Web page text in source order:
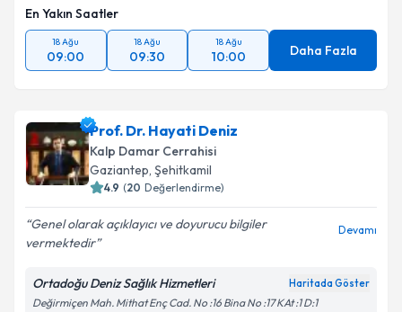
En Yakın Saatler
18 Ağu
09:00
18 Ağu
09:30
18 Ağu
10:00 Daha Fazla
Prof. Dr. Hayati Deniz
Kalp Damar Cerrahisi
Gaziantep, Şehitkamil
4.9 (20 Değerlendirme)
Genel olarak açıklayıcı ve doyurucu bilgiler
vermektedir
Devamı
Ortadoğu Deniz Sağlık Hizmetleri Haritada Göster
Değirmiçen Mah. Mithat Enç Cad. No :16 Bina No :17 KAt :1 D:1